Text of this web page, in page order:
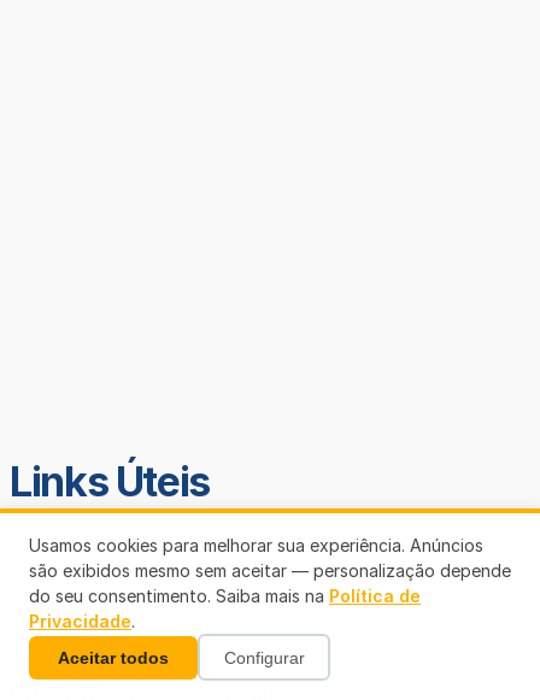
Links Úteis
Usamos cookies para melhorar sua experiência. Anúncios
são exibidos mesmo sem aceitar — personalização depende
do seu consentimento. Saiba mais na Política de
Privacidade.
Aceitar todos Configurar